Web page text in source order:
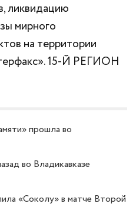
ликвидацию
мирного
на территории
15-Й РЕГИОН
прошла во
во Владикавказе
«Соколу» в матче Второй